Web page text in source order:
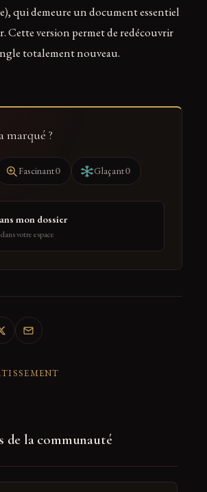
qui demeure un document essentiel
Cette version permet de redécouvrir
totalement nouveau.
marqué ?
Fascinant0 Glaçant0
mon dossier
votre espace
de la communauté